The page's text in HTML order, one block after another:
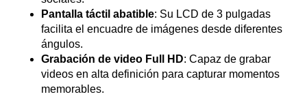
Pantalla táctil abatible: Su LCD de 3 pulgadas
facilita el encuadre de imágenes desde diferentes
ángulos.
Grabación de video Full HD: Capaz de grabar
videos en alta definición para capturar momentos
memorables.